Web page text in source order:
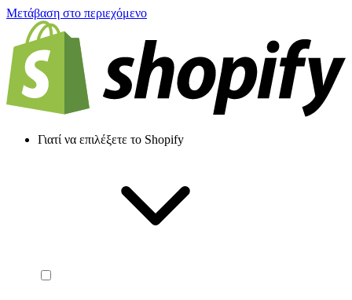
Μετάβαση στο περιεχόμενο
Γιατί να επιλέξετε το Shopify